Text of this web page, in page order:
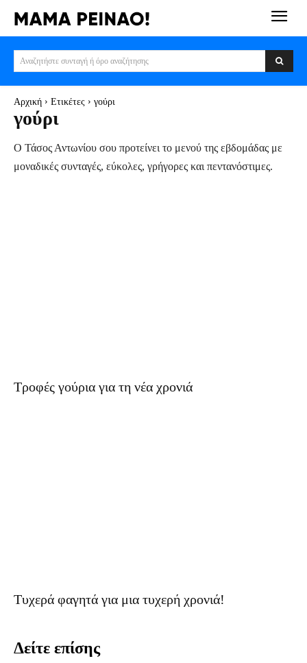
Αναζητήστε συνταγή ή όρο αναζήτησης
Αρχική Ετικέτες γούρι
γούρι
Ο Τάσος Αντωνίου σου προτείνει το μενού της εβδομάδας με
μοναδικές συνταγές, εύκολες, γρήγορες και πεντανόστιμες.
Τροφές γούρια για τη νέα χρονιά
Τυχερά φαγητά για μια τυχερή χρονιά!
Δείτε επίσης